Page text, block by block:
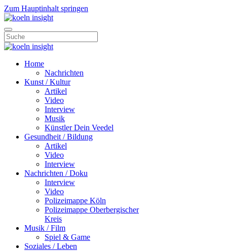
Zum Hauptinhalt springen
Home
Nachrichten
Kunst / Kultur
Artikel
Video
Interview
Musik
Künstler Dein Veedel
Gesundheit / Bildung
Artikel
Video
Interview
Nachrichten / Doku
Interview
Video
Polizeimappe Köln
Polizeimappe Oberbergischer
Kreis
Musik / Film
Spiel & Game
Soziales / Leben